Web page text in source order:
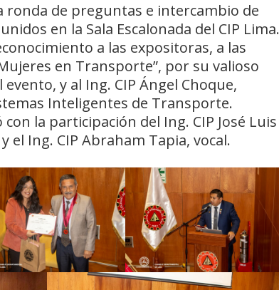
ronda de preguntas e intercambio de
en la Sala Escalonada del CIP Lima.
a las expositoras, a las
en Transporte”, por su valioso
y al Ing. CIP Ángel Choque,
Inteligentes de Transporte.
la participación del Ing. CIP José Luis
el Ing. CIP Abraham Tapia, vocal.